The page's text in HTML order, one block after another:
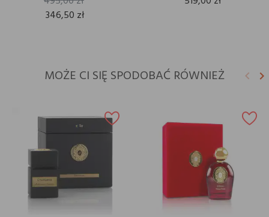
346,50 zł
MOŻE CI SIĘ SPODOBAĆ RÓWNIEŻ keyboard_arrow_left keyboard_arrow_right